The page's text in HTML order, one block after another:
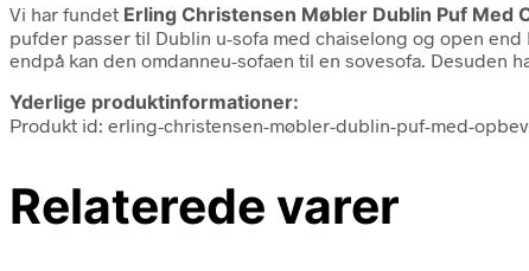
Vi har fundet Erling Christensen Møbler Dublin Puf Med
pufder passer til Dublin u-sofa med chaiselong og open
endpå kan den omdanneu-sofaen til en sovesofa. Desuden
Yderlige produktinformationer:
Produkt id: erling-christensen-møbler-dublin-puf-med-
Relaterede varer